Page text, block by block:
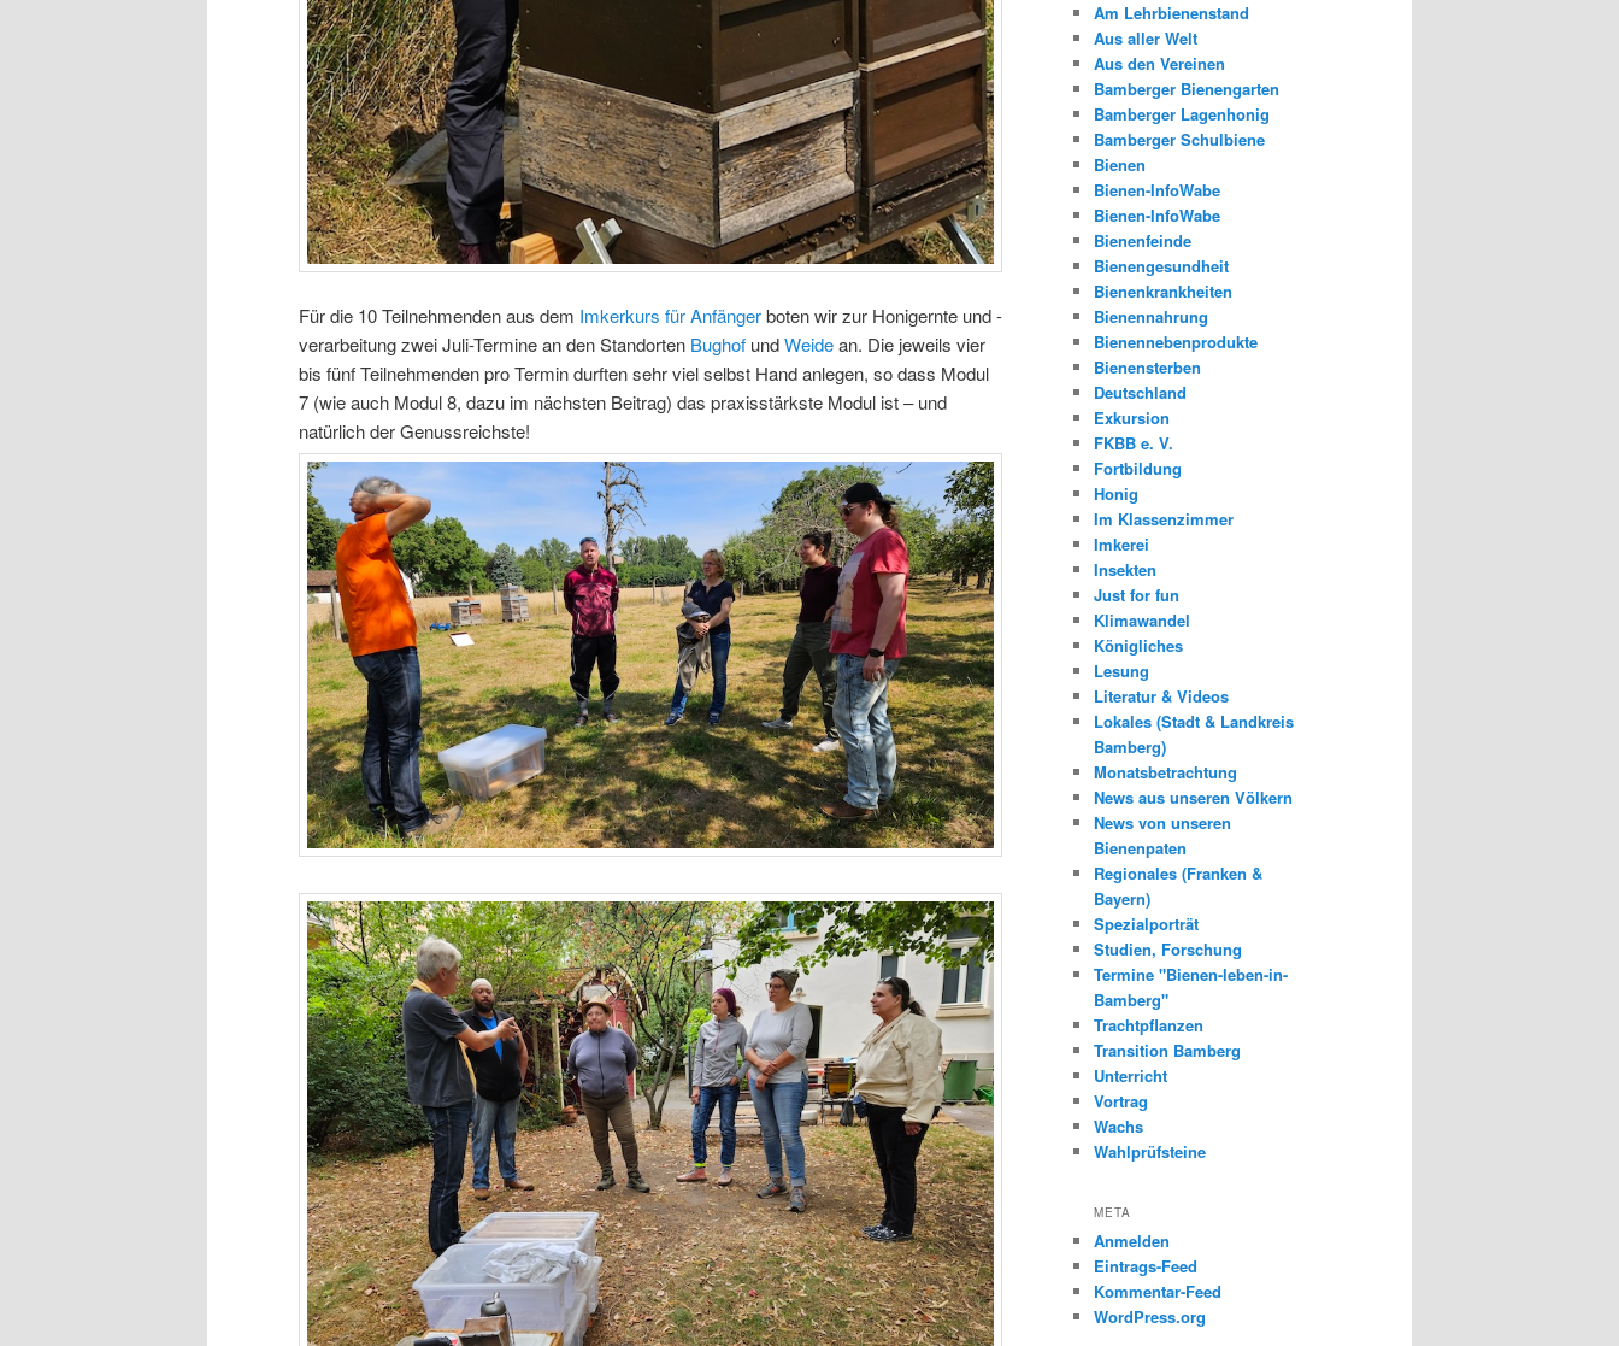
Für die 10 Teilnehmenden aus dem Imkerkurs für Anfängerboten wir zur Honigernte und -
verarbeitung zwei Juli-Termine an den Standorten Bughof undWeidean. Die jeweils vier
bis fünf Teilnehmenden pro Termin durften sehr viel selbst Hand anlegen, so dass Modul
7 (wie auch Modul 8, dazu im nächsten Beitrag) das praxisstärkste Modul ist – und
natürlich der Genussreichste!
Am Lehrbienenstand
Aus aller Welt
Aus den Vereinen
Bamberger Bienengarten
Bamberger Lagenhonig
Bamberger Schulbiene
Bienen
Bienen-InfoWabe
Bienen-InfoWabe
Bienenfeinde
Bienengesundheit
Bienenkrankheiten
Bienennahrung
Bienennebenprodukte
Bienensterben
Deutschland
Exkursion
FKBB e. V.
Fortbildung
Honig
Im Klassenzimmer
Imkerei
Insekten
Just for fun
Klimawandel
Königliches
Lesung
Literatur & Videos
Lokales (Stadt & Landkreis
Bamberg)
Monatsbetrachtung
News aus unseren Völkern
News von unseren
Bienenpaten
Regionales (Franken &
Bayern)
Spezialporträt
Studien, Forschung
Termine "Bienen-leben-in-
Bamberg"
Trachtpflanzen
Transition Bamberg
Unterricht
Vortrag
Wachs
Wahlprüfsteine
META
Anmelden
Eintrags-Feed
Kommentar-Feed
WordPress.org